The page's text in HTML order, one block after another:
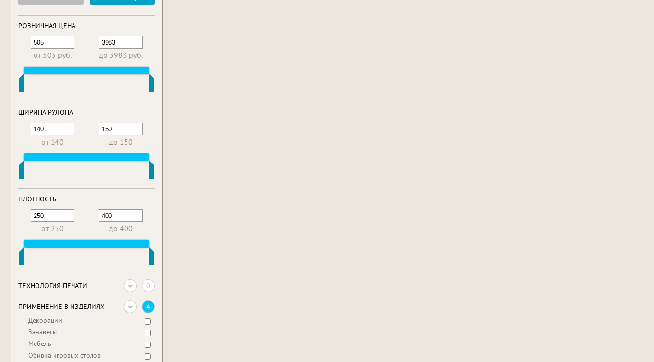
РОЗНИЧНАЯ ЦЕНА
от 505 руб. до 3983 руб.
ШИРИНА РУЛОНА
от 140 до 150
ПЛОТНОСТЬ
от 250 до 400
ТЕХНОЛОГИЯ ПЕЧАТИ 0
ПРИМЕНЕНИЕ В ИЗДЕЛИЯХ
4
Декорации
Занавесы
Мебель
Обивка игровых столов